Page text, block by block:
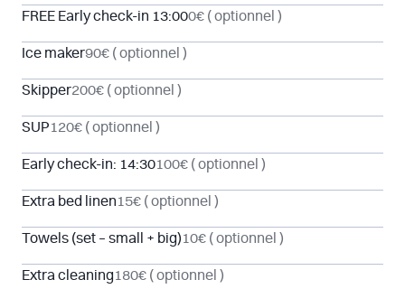
FREE Early check-in 13:000€ ( optionnel )
Ice maker90€ ( optionnel )
Skipper200€ ( optionnel )
SUP120€ ( optionnel )
Early check-in: 14:30100€ ( optionnel )
Extra bed linen15€ ( optionnel )
Towels (set – small + big)10€ ( optionnel )
Extra cleaning180€ ( optionnel )